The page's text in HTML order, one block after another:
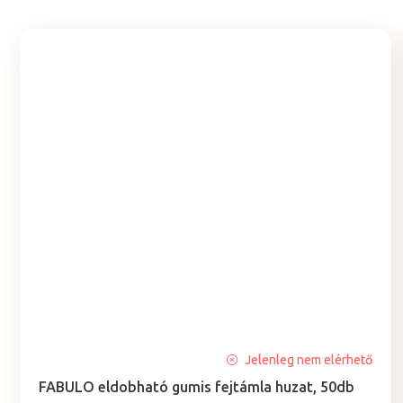
FABULO eldobható gumis fejtámla huzat, 50db
átlagos
Jelenleg nem elérhető